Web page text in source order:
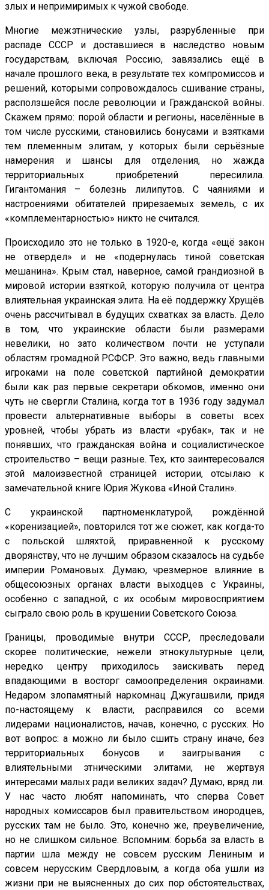
злых и непримиримых к чужой свободе.
Многие межэтнические узлы, разрубленные при
распаде СССР и доставшиеся в наследство новым
государствам, включая Россию, завязались ещё в
начале прошлого века, в результате тех компромиссов и
решений, которыми сопровождалось сшивание страны,
расползшейся после революции и Гражданской войны.
Скажем прямо: порой области и регионы, населённые в
том числе русскими, становились бонусами и взятками
тем племенным элитам, у которых были серьёзные
намерения и шансы для отделения, но жажда
территориальных приобретений пересилила.
Гигантомания – болезнь лилипутов. С чаяниями и
настроениями обитателей прирезаемых земель, с их
«комплементарностью» никто не считался.
Происходило это не только в 1920-е, когда «ещё закон
не отвердел» и не «подернулась тиной советская
мешанина». Крым стал, наверное, самой грандиозной в
мировой истории взяткой, которую получила от центра
влиятельная украинская элита. На её поддержку Хрущёв
очень рассчитывал в будущих схватках за власть. Дело
в том, что украинские области были размерами
невелики, но зато количеством почти не уступали
областям громадной РСФСР. Это важно, ведь главными
игроками на поле советской партийной демократии
были как раз первые секретари обкомов, именно они
чуть не свергли Сталина, когда тот в 1936 году задумал
провести альтернативные выборы в советы всех
уровней, чтобы убрать из власти «рубак», так и не
понявших, что гражданская война и социалистическое
строительство – вещи разные. Тех, кто заинтересовался
этой малоизвестной страницей истории, отсылаю к
замечательной книге Юрия Жукова «Иной Сталин».
С украинской партноменклатурой, рождённой
«коренизацией», повторился тот же сюжет, как когда-то
с польской шляхтой, приравненной к русскому
дворянству, что не лучшим образом сказалось на судьбе
империи Романовых. Думаю, чрезмерное влияние в
общесоюзных органах власти выходцев с Украины,
особенно с западной, с их особым мировосприятием
сыграло свою роль в крушении Советского Союза.
Границы, проводимые внутри СССР, преследовали
скорее политические, нежели этнокультурные цели,
нередко центру приходилось заискивать перед
впадающими в восторг само­определения окраинами.
Недаром злопамятный наркомнац Джугашвили, придя
по-настоящему к власти, расправился со всеми
лидерами националистов, начав, конечно, с русских. Но
вот вопрос: а можно ли было сшить страну иначе, без
территориальных бонусов и заигрывания с
влиятельными этническими элитами, не жертвуя
интересами малых ради великих задач? Думаю, вряд ли.
У нас часто любят напоминать, что сперва Совет
народных комиссаров был правительством инородцев,
русских там не было. Это, конечно же, преувеличение,
но не слишком сильное. Вспомним: борьба за власть в
партии шла между не совсем русским Лениным и
совсем нерусским Свердловым, а когда оба ушли из
жизни при не выясненных до сих пор обстоятельствах,